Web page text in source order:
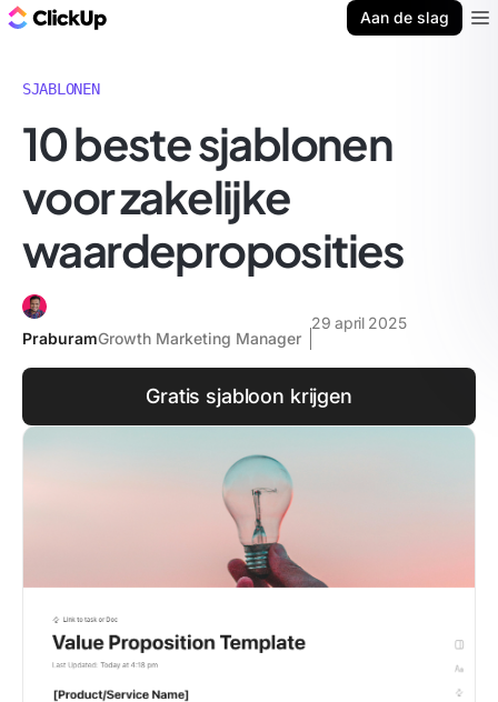
Aan de slag
SJABLONEN
10 beste sjablonen
voor zakelijke
waardeproposities
PraburamGrowth Marketing Manager
29 april 2025
Gratis sjabloon krijgen